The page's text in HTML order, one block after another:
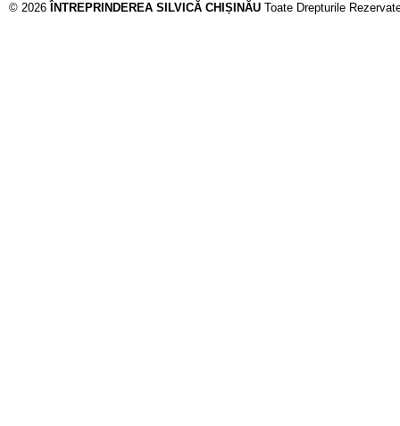
© 2026 ÎNTREPRINDEREA SILVICĂ CHIȘINĂU Toate Drepturile